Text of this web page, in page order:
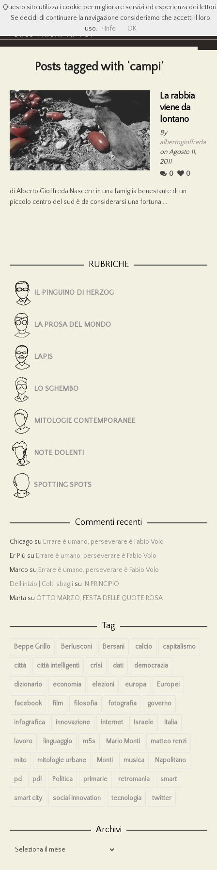
Posts tagged with ‘campi’
La rabbia
viene da
lontano
By
albertogioffreda
on Agosto 11,
2011
0
0
di Alberto Gioffreda Nascere in una famiglia benestante di un
piccolo centro del sud è da considerarsi una fortuna....
RUBRICHE
IL PINGUINO DI HERZOG
LA PROSA DEL MONDO
LAPIS
LO SGHEMBO
MITOLOGIE CONTEMPORANEE
NOTE DOLENTI
SPOTTING SPOTS
Commenti recenti
Chicago su Errare è umano, perseverare è Fabio Volo
Er Più su Errare è umano, perseverare è Fabio Volo
Marco su Errare è umano, perseverare è Fabio Volo
Dell’inizio | Colti sbagli su IN PRINCIPIO
Marta su OTTO MARZO, FESTA DELLE QUOTE ROSA
Tag
Beppe Grillo Berlusconi Bersani calcio capitalismo
città città intelligenti crisi dati democrazia
dizionario economia elezioni europa Europei
facebook film filosofia fotografia governo
infografica innovazione internet Israele Italia
lavoro linguaggio m5s Mario Monti matteo renzi
mito mitologie urbane Monti musica Napolitano
pd pdl Politica primarie retromania smart
smart city social innovation tecnologia twitter
Archivi
Archivi
Questo sito utilizza i cookie per migliorare servizi ed esperienza dei
Se decidi di continuare la navigazione consideriamo che accetti il loro
uso. +Info OK